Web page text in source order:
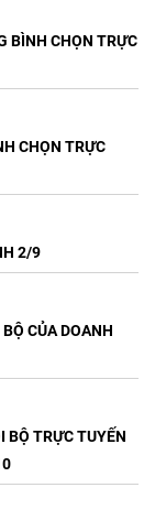
BÌNH CHỌN TRỰC
CHỌN TRỰC
2/9
CỦA DOANH
BỘ TRỰC TUYẾN